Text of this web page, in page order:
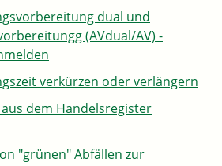
dual und
(AVdual/AV) -
verkürzen oder verlängern
dem Handelsregister
"grünen" Abfällen zur